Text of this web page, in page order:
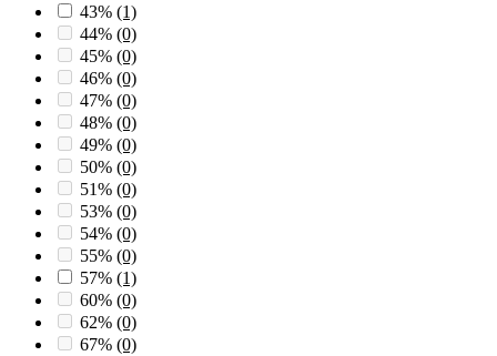
43% (1)
44% (0)
45% (0)
46% (0)
47% (0)
48% (0)
49% (0)
50% (0)
51% (0)
53% (0)
54% (0)
55% (0)
57% (1)
60% (0)
62% (0)
67% (0)